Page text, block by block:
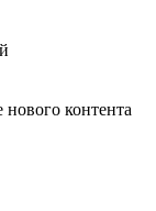
контента